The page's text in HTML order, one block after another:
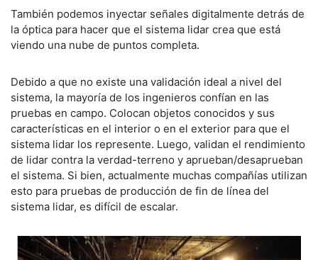
También podemos inyectar señales digitalmente detrás de
la óptica para hacer que el sistema lidar crea que está
viendo una nube de puntos completa.
Debido a que no existe una validación ideal a nivel del
sistema, la mayoría de los ingenieros confían en las
pruebas en campo. Colocan objetos conocidos y sus
características en el interior o en el exterior para que el
sistema lidar los represente. Luego, validan el rendimiento
de lidar contra la verdad-terreno y aprueban/desaprueban
el sistema. Si bien, actualmente muchas compañías utilizan
esto para pruebas de producción de fin de línea del
sistema lidar, es difícil de escalar.